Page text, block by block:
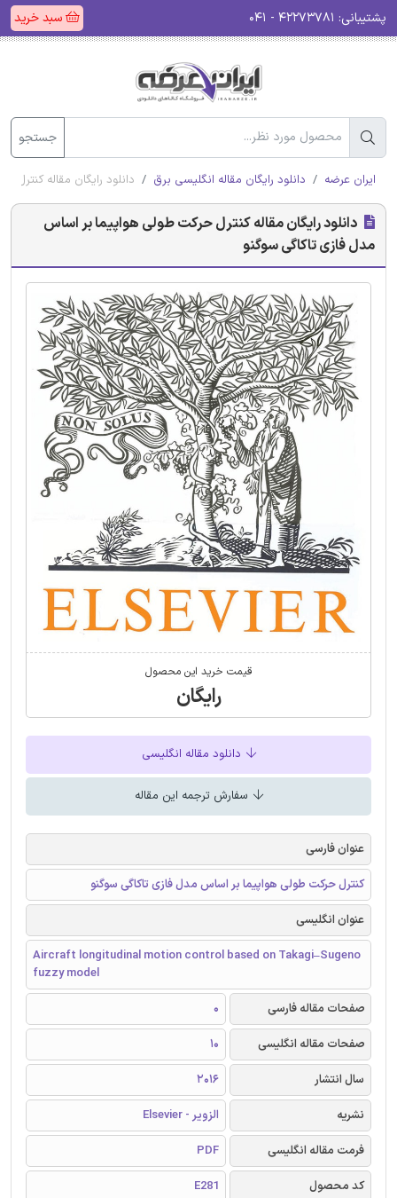
پشتیبانی: سبد خرید
جستجو
ایران عرضه دانلود رایگان مقاله انگلیسی برق دانلود رایگان مقاله
دانلود رایگان مقاله کنترل حرکت طولی هواپیما بر اساس
مدل فازی تاکاگی سوگنو
قیمت خرید این محصول
رایگان
دانلود مقاله انگلیسی
سفارش ترجمه این مقاله
عنوان فارسی
کنترل حرکت طولی هواپیما بر اساس مدل فازی تاکاگی سوگنو
عنوان انگلیسی
Aircraft longitudinal motion control based on Takagi–Sugeno
fuzzy model
صفحات مقاله فارسی
0
صفحات مقاله انگلیسی
10
سال انتشار
2016
نشریه
الزویر - Elsevier
فرمت مقاله انگلیسی
PDF
کد محصول
E281